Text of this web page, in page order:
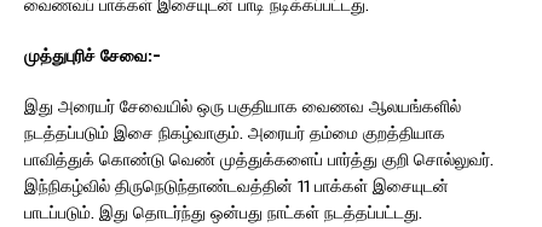
முத்துபுரிச்சேவை:-
இது அரையர் சேவையில் ஒரு பகுதியாக வைணவ ஆலயங்களில்
நடத்தப்படும் இசை நிகழ்வாகும். அரையர் தம்மை குறத்தியாக
பாவித்துக் கொண்டு வெண் முத்துக்களைப் பார்த்து குறி சொல்லுவர்.
இந்நிகழ்வில் திருநெடுந்தாண்டவத்தின் 11 பாக்கள் இசையுடன்
பாடப்படும். இது தொடர்ந்து ஒன்பது நாட்கள் நடத்தப்பட்டது.